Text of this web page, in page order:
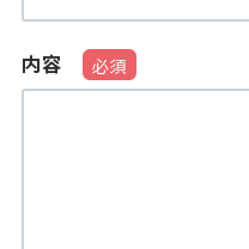
内容